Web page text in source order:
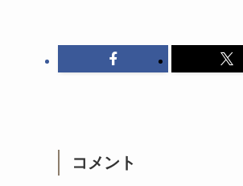
コメント